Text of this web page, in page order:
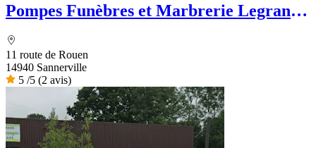
Pompes Funèbres et Marbrerie Legrand -
11 route de Rouen
14940 Sannerville
5 /5 (2 avis)